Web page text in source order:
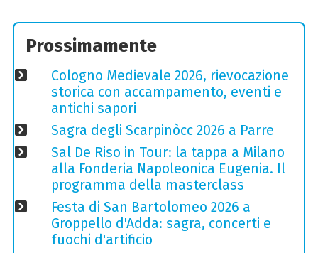
Prossimamente
Cologno Medievale 2026, rievocazione
storica con accampamento, eventi e
antichi sapori
Sagra degli Scarpinòcc 2026 a Parre
Sal De Riso in Tour: la tappa a Milano
alla Fonderia Napoleonica Eugenia. Il
programma della masterclass
Festa di San Bartolomeo 2026 a
Groppello d'Adda: sagra, concerti e
fuochi d'artificio